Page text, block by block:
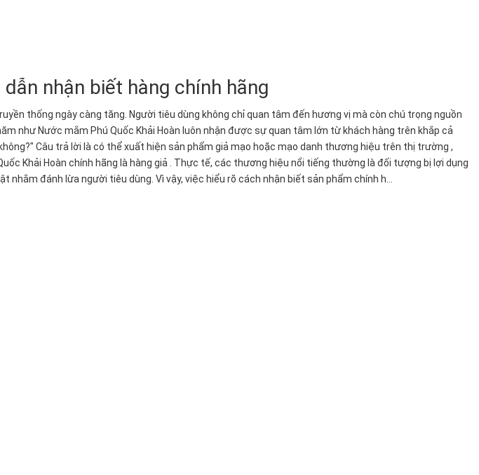
nhận biết hàng chính hãng
thống ngày càng tăng. Người tiêu dùng không chỉ quan tâm đến hương vị mà còn chú trọng nguồn
như Nước mắm Phú Quốc Khải Hoàn luôn nhận được sự quan tâm lớn từ khách hàng trên khắp cả
Câu trả lời là có thể xuất hiện sản phẩm giả mạo hoặc mạo danh thương hiệu trên thị trường ,
Khải Hoàn chính hãng là hàng giả . Thực tế, các thương hiệu nổi tiếng thường là đối tượng bị lợi dụng
đánh lừa người tiêu dùng. Vì vậy, việc hiểu rõ cách nhận biết sản phẩm chính h...